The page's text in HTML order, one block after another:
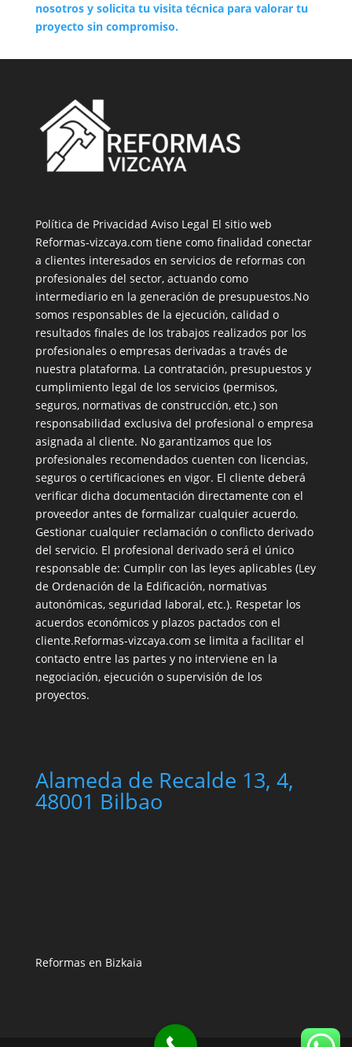
nosotros y solicita tu visita técnica para valorar tu
proyecto sin compromiso.
Política de Privacidad Aviso Legal El sitio web
Reformas-vizcaya.com tiene como finalidad conectar
a clientes interesados en servicios de reformas con
profesionales del sector, actuando como
intermediario en la generación de presupuestos.No
somos responsables de la ejecución, calidad o
resultados finales de los trabajos realizados por los
profesionales o empresas derivadas a través de
nuestra plataforma. La contratación, presupuestos y
cumplimiento legal de los servicios (permisos,
seguros, normativas de construcción, etc.) son
responsabilidad exclusiva del profesional o empresa
asignada al cliente. No garantizamos que los
profesionales recomendados cuenten con licencias,
seguros o certificaciones en vigor. El cliente deberá
verificar dicha documentación directamente con el
proveedor antes de formalizar cualquier acuerdo.
Gestionar cualquier reclamación o conflicto derivado
del servicio. El profesional derivado será el único
responsable de: Cumplir con las leyes aplicables (Ley
de Ordenación de la Edificación, normativas
autonómicas, seguridad laboral, etc.). Respetar los
acuerdos económicos y plazos pactados con el
cliente.Reformas-vizcaya.com se limita a facilitar el
contacto entre las partes y no interviene en la
negociación, ejecución o supervisión de los
proyectos.
Alameda de Recalde 13, 4,
48001 Bilbao
Reformas en Bizkaia